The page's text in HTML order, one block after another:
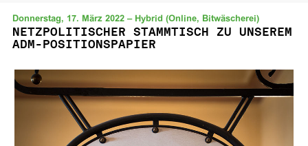
Donnerstag, 17. März 2022 – Hybrid (Online, Bitwäscherei)
NETZPOLITISCHER STAMMTISCH ZU UNSEREM
ADM-POSITIONSPAPIER